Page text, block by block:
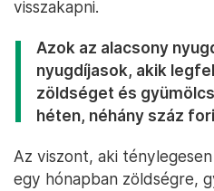
visszakapni.
Azok az alacsony
nyugdíjasok, akik
zöldséget és
héten, néhány száz
Az viszont, aki
egy hónapban zöldségre,